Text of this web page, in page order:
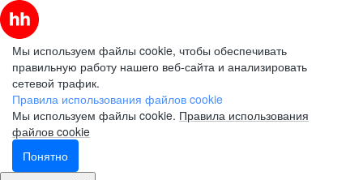
Мы используем файлы cookie, чтобы обеспечивать
правильную работу нашего веб-сайта и анализировать
сетевой трафик.
Правила использования файлов cookie
Мы используем файлы cookie. Правила использования
файлов cookie
Понятно